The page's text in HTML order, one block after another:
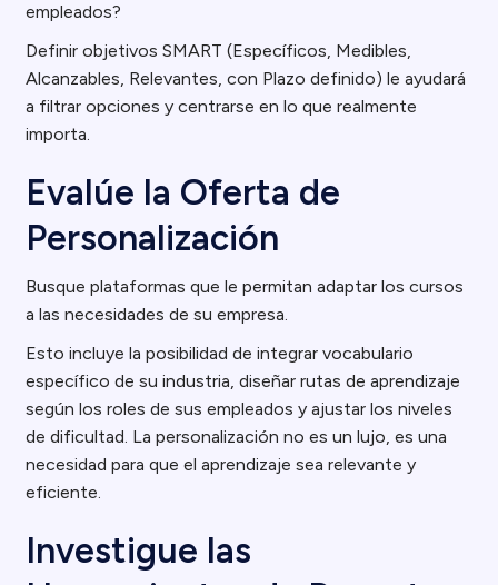
empleados?
Definir objetivos SMART (Específicos, Medibles,
Alcanzables, Relevantes, con Plazo definido) le ayudará
a filtrar opciones y centrarse en lo que realmente
importa.
Evalúe la Oferta de
Personalización
Busque plataformas que le permitan adaptar los cursos
a las necesidades de su empresa.
Esto incluye la posibilidad de integrar vocabulario
específico de su industria, diseñar rutas de aprendizaje
según los roles de sus empleados y ajustar los niveles
de dificultad. La personalización no es un lujo, es una
necesidad para que el aprendizaje sea relevante y
eficiente.
Investigue las